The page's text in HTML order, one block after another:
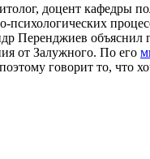
доцент кафедры
психологических
Перенджиев объяснил
от Залужного. По его
говорит то, что